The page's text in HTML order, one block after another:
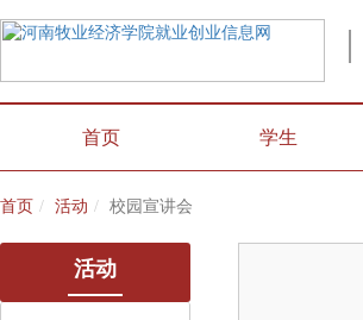
首页 学生
首页 活动 校园宣讲会
活动